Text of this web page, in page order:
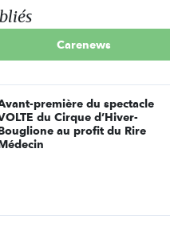
Carenews
première du spectacle
du Cirque d’Hiver-
au profit du Rire